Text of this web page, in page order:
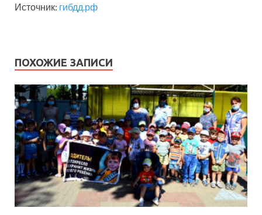
Источник: гибдд.рф
ПОХОЖИЕ ЗАПИСИ